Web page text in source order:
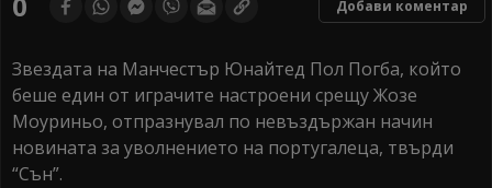
Добави коментар
Звездата на Манчестър Юнайтед Пол Погба, който
беше един от играчите настроени срещу Жозе
Моуриньо, отпразнувал по невъздържан начин
новината за уволнението на португалеца, твърди
“Сън”.